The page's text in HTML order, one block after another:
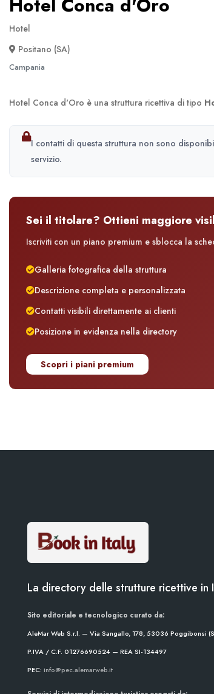
Hotel
Positano (SA)
Campania
Hotel Conca d'Oro è una struttura ricettiva di tipo
I contatti di questa struttura non sono
servizio.
Sei il titolare? Ottieni maggiore
Iscriviti con un piano premium e sblocca la
Galleria fotografica della struttura
Descrizione completa e personalizzata
Contatti visibili direttamente ai clienti
Posizione in evidenza nella directory
Scopri i piani premium
La directory delle strutture ricettive in
Sito editoriale e tecnologico curato da:
AleMar Web S.r.l. — Via Sangallo, 178, 53036 Poggibonsi
P.IVA / C.F. 01276690524 — REA SI-134497
PEC: info@pec.alemarweb.it